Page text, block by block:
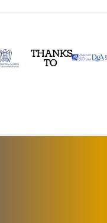
THANKS
TO